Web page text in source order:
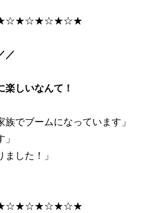
／
しいなんて！
でブームになっています」
した！」